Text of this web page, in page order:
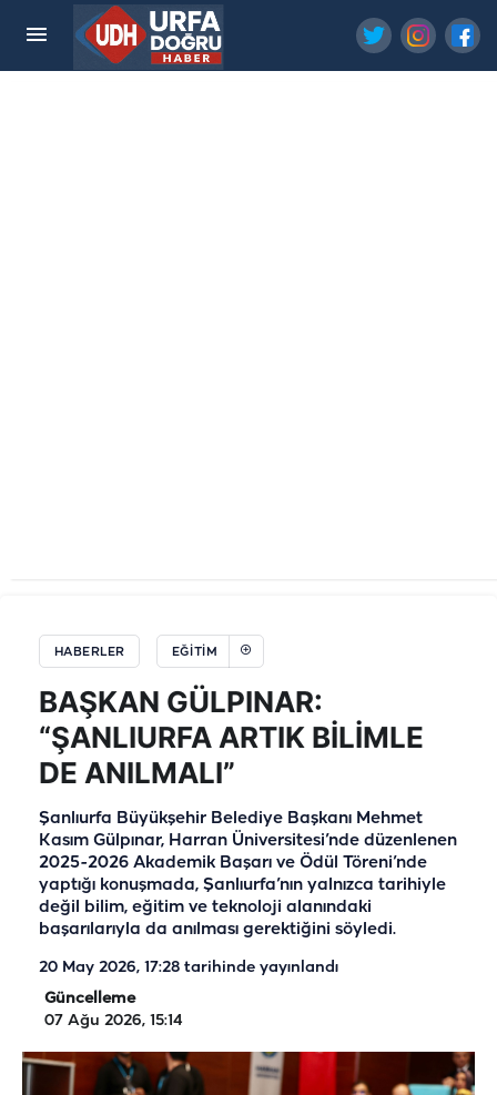
HABERLER EĞİTİM
BAŞKAN GÜLPINAR:
“ŞANLIURFA ARTIK BİLİMLE
DE ANILMALI”
Şanlıurfa Büyükşehir Belediye Başkanı Mehmet
Kasım Gülpınar, Harran Üniversitesi’nde düzenlenen
2025-2026 Akademik Başarı ve Ödül Töreni’nde
yaptığı konuşmada, Şanlıurfa’nın yalnızca tarihiyle
değil bilim, eğitim ve teknoloji alanındaki
başarılarıyla da anılması gerektiğini söyledi.
20 May 2026, 17:28 tarihinde yayınlandı
Güncelleme
07 Ağu 2026, 15:14
Büyükşehir Binlerce Çocuğu Futbolla